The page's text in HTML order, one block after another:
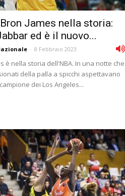
James nella storia:
ed è il nuovo...
- 8 Febbraio 2023
è nella storia dell'NBA. In una notte che
della palla a spicchi aspettavano
dei Los Angeles...